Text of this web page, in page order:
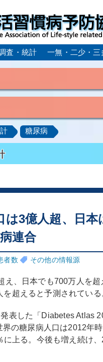
査・統計 一無・二少・三
症） 糖尿病
ーム
動脈硬化
心
アルコール肝疾患
ルコペニア／フレイル
糖尿病
は3億人超、日本
連合
者数 その他の情報源
え、日本でも700万人を
超えると予測されている
表した「Diabetes Atlas
界の糖尿病人口は2012年
に上る。今後も増え続け